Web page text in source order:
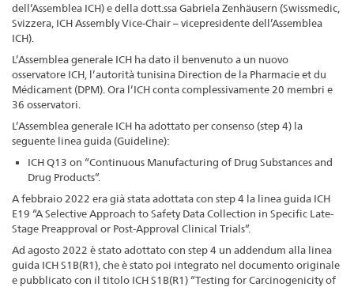
dell’Assemblea ICH) e della dott.ssa Gabriela Zenhäusern (Swissmedic,
Svizzera, ICH Assembly Vice-Chair – vicepresidente dell’Assemblea
ICH).
L’Assemblea generale ICH ha dato il benvenuto a un nuovo
osservatore ICH, l’autorità tunisina Direction de la Pharmacie et du
Médicament (DPM). Ora l’ICH conta complessivamente 20 membri e
36 osservatori.
L’Assemblea generale ICH ha adottato per consenso (step 4) la
seguente linea guida (Guideline):
ICH Q13 on “Continuous Manufacturing of Drug Substances and
Drug Products”.
A febbraio 2022 era già stata adottata con step 4 la linea guida ICH
E19 “A Selective Approach to Safety Data Collection in Specific Late-
Stage Preapproval or Post-Approval Clinical Trials”.
Ad agosto 2022 è stato adottato con step 4 un addendum alla linea
guida ICH S1B(R1), che è stato poi integrato nel documento originale
e pubblicato con il titolo ICH S1B(R1) “Testing for Carcinogenicity of